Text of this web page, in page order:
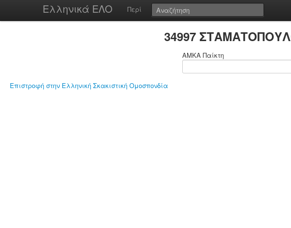
Ελληνικά ΕΛΟ Περί
34997
ΑΜΚΑ Παίκτη
Επιστροφή στην Ελληνική Σκακιστική Ομοσπονδία